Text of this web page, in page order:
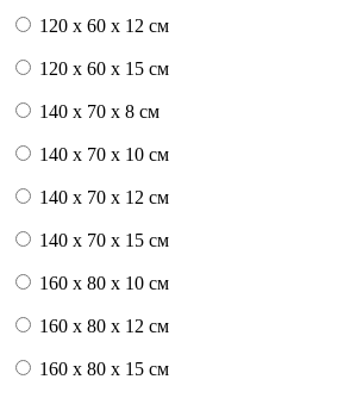
120 x 60 x 12 см
120 x 60 x 15 см
140 x 70 x 8 см
140 x 70 x 10 см
140 x 70 x 12 см
140 x 70 x 15 см
160 x 80 x 10 см
160 x 80 x 12 см
160 x 80 x 15 см